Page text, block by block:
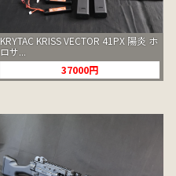
KRYTAC KRISS VECTOR 41PX 陽炎 ホ
ロサ...
37000円